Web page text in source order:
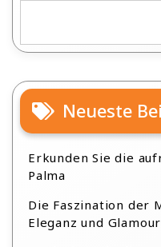
Neueste
Erkunden Sie die
Palma
Die Faszination der
Eleganz und